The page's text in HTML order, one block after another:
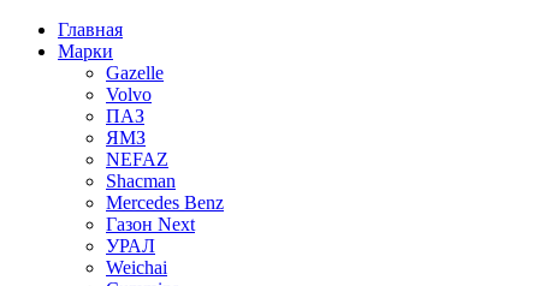
Главная
Марки
Gazelle
Volvo
ПАЗ
ЯМЗ
NEFAZ
Shacman
Mercedes Benz
Газон Next
УРАЛ
Weichai